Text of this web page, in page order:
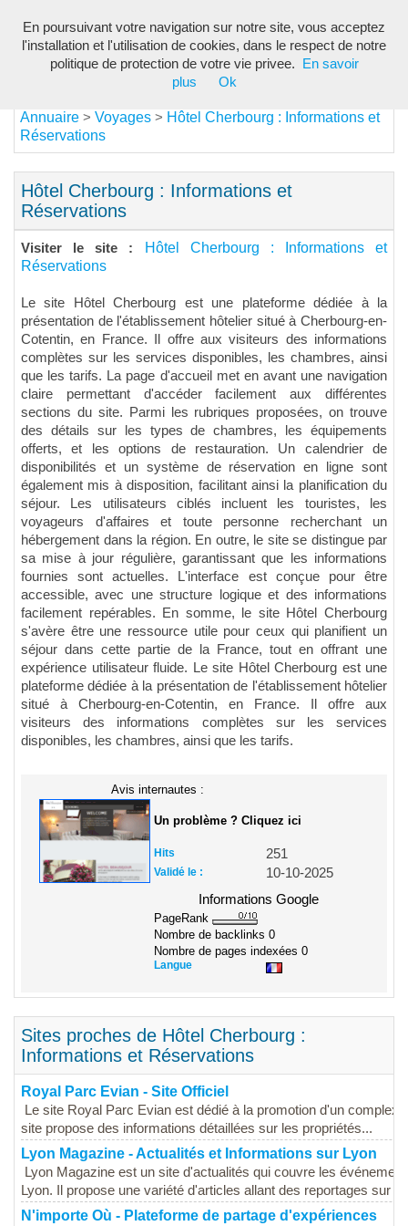
Annuaire > Voyages > Hôtel Cherbourg : Informations et
Réservations
Hôtel Cherbourg : Informations et
Réservations
Visiter le site :
Hôtel Cherbourg : Informations et
Réservations
Le site Hôtel Cherbourg est une plateforme dédiée à la
présentation de l'établissement hôtelier situé à Cherbourg-en-
Cotentin, en France. Il offre aux visiteurs des informations
complètes sur les services disponibles, les chambres, ainsi
que les tarifs. La page d'accueil met en avant une navigation
claire permettant d'accéder facilement aux différentes
sections du site. Parmi les rubriques proposées, on trouve
des détails sur les types de chambres, les équipements
offerts, et les options de restauration. Un calendrier de
disponibilités et un système de réservation en ligne sont
également mis à disposition, facilitant ainsi la planification du
séjour. Les utilisateurs ciblés incluent les touristes, les
voyageurs d'affaires et toute personne recherchant un
hébergement dans la région. En outre, le site se distingue par
sa mise à jour régulière, garantissant que les informations
fournies sont actuelles. L'interface est conçue pour être
accessible, avec une structure logique et des informations
facilement repérables. En somme, le site Hôtel Cherbourg
s'avère être une ressource utile pour ceux qui planifient un
séjour dans cette partie de la France, tout en offrant une
expérience utilisateur fluide. Le site Hôtel Cherbourg est une
plateforme dédiée à la présentation de l'établissement hôtelier
situé à Cherbourg-en-Cotentin, en France. Il offre aux
visiteurs des informations complètes sur les services
disponibles, les chambres, ainsi que les tarifs.
Avis internautes :
Un problème ? Cliquez ici
Hits 251
Validé le :
10-10-2025
Informations Google
PageRank
Nombre de backlinks 0
Nombre de pages indexées 0
Langue
Sites proches de Hôtel Cherbourg :
Informations et Réservations
Royal Parc Evian - Site Officiel
Le site Royal Parc Evian est dédié à la promotion d'un
site propose des informations détaillées sur les propriétés...
Lyon Magazine - Actualités et Informations sur Lyon
Lyon Magazine est un site d'actualités qui couvre les
Lyon. Il propose une variété d'articles allant des reportages sur
N'importe Où - Plateforme de partage d'expériences
En poursuivant votre navigation sur notre site, vous acceptez
l'installation et l'utilisation de cookies, dans le respect de notre
politique de protection de votre vie privee.
En savoir
plus
Ok